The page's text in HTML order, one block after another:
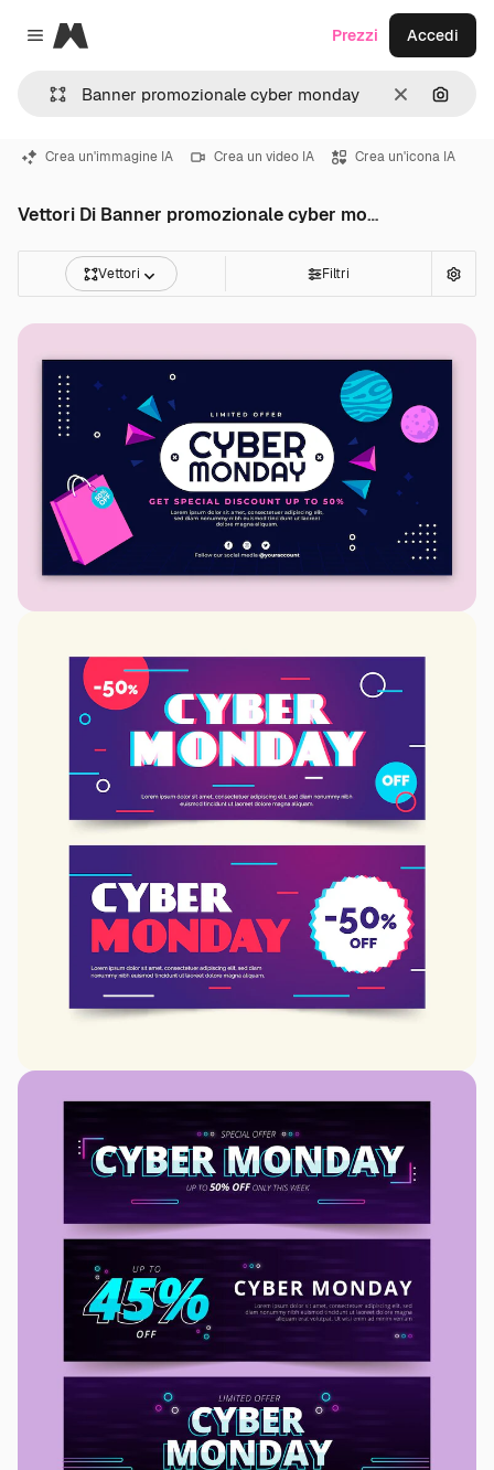
Close menu
Magnific
CancellaCerca
Prezzi Accedi
Crea un'immagine IA Crea un video IA Crea un'icona IA
Vettori Di Banner promozionale cyber monday
Vettori Filtri